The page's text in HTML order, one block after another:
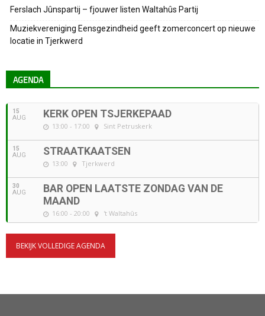
Ferslach Jûnspartij – fjouwer listen Waltahûs Partij
Muziekvereniging Eensgezindheid geeft zomerconcert op nieuwe
locatie in Tjerkwerd
AGENDA
15
AUG KERK OPEN TSJERKEPAAD
13:00 - 17:00 Sint Petruskerk
15
AUG STRAATKAATSEN
13:00 Tjerkwerd
30
AUG
BAR OPEN LAATSTE ZONDAG VAN DE
MAAND
16:00 - 20:00 't Waltahûs
BEKIJK VOLLEDIGE AGENDA